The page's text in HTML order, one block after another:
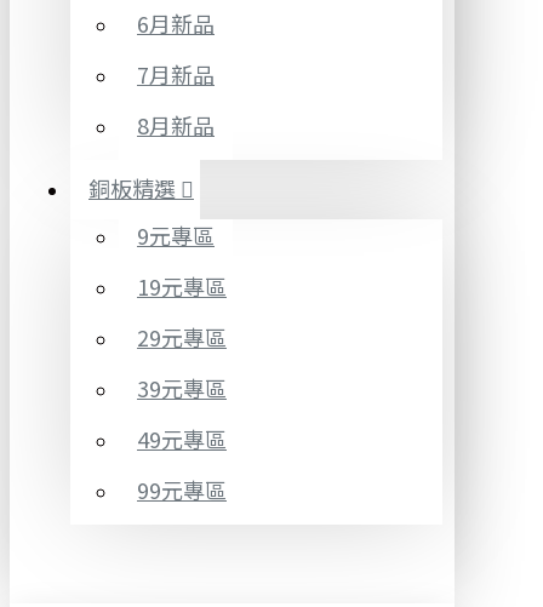
6月新品
7月新品
8月新品
銅板精選
9元專區
19元專區
29元專區
39元專區
49元專區
99元專區